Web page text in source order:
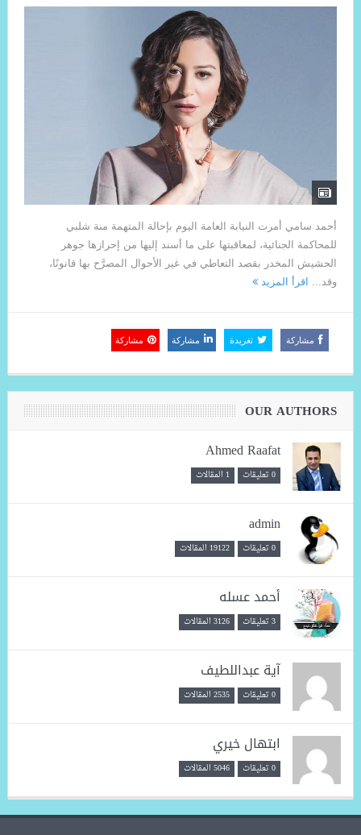
أحمد سامي أمرت النيابة العامة اليوم بإحالة المتهمة منة شلبي
للمحاكمة الجنائية، لمعاقبتها على ما أسند إليها من إحرازها جوهر
الحشيش المخدر بقصد التعاطي في غير الأحوال المصرَّح بها قانونًا،
وقد...
اقرأ المزيد
مشاركة تغريدة مشاركة مشاركة
OUR AUTHORS
Ahmed Raafat
0 تعليقات 1 المقالات
admin
0 تعليقات 19122 المقالات
أحمد عسله
3 تعليقات 3126 المقالات
آية عبداللطيف
0 تعليقات 2535 المقالات
ابتهال خيري
0 تعليقات 5046 المقالات